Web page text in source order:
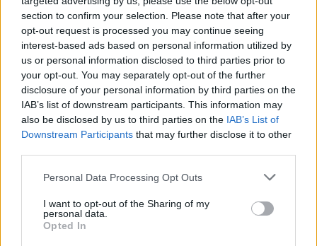
section to confirm your selection. Please note that after your
opt-out request is processed you may continue seeing
interest-based ads based on personal information utilized by
us or personal information disclosed to third parties prior to
your opt-out. You may separately opt-out of the further
disclosure of your personal information by third parties on the
IAB’s list of downstream participants. This information may
also be disclosed by us to third parties on the IAB’s List of
Downstream Participants that may further disclose it to other
Personal Data Processing Opt Outs
I want to opt-out of the Sharing of my
personal data.
Opted In
ΑΠΩΛΕΙΕΣ